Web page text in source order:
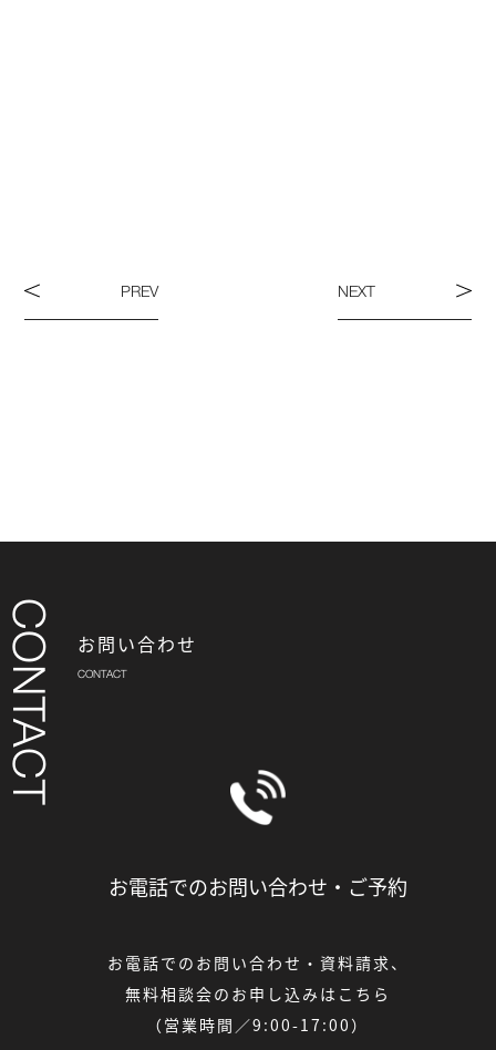
PREV NEXT
お問い合わせ
お電話でのお問い合わせ・ ご予約
お電話でのお問い合わせ・資料請求、
無料相談会のお申し込みはこちら
（営業時間／9:00-17:00）